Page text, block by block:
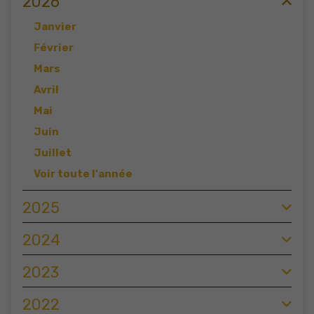
Janvier
Février
Mars
Avril
Mai
Juin
Juillet
Voir toute l'année
2025
2024
2023
2022